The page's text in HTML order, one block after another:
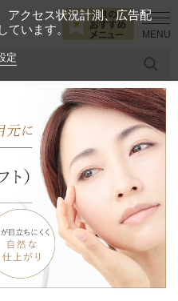
リジュランアイ 頭
すめメニュー
のおすすめのメニュー
ンクリニックが
理由
アクセス状況計測、広告配
ています。
定